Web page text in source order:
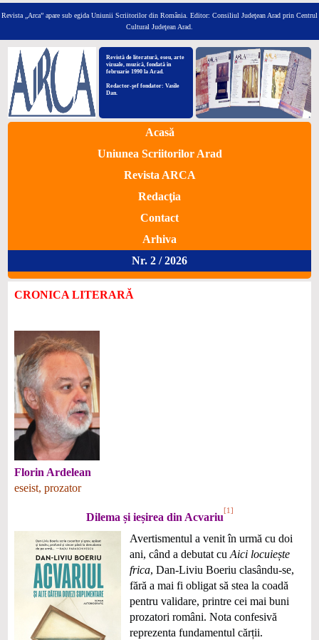
Revista „Arca” apare sub egida Uniunii Scriitorilor din România. Editor: Consiliul Judeţean Arad prin Centrul
Cultural Judeţean Arad.
Revistă de literatură, eseu, arte
vizuale, muzică, fondată în
februarie 1990 la Arad.
Redactor-şef fondator: Vasile
Dan.
Acasă
Uniunea Scriitorilor Arad
Revista ARCA
Redacţia
Contact
Arhiva
Nr. 2 / 2026
CRONICA LITERARĂ
Florin Ardelean
eseist, prozator
Dilema și ieșirea din Acvariu
[1]
Avertismentul a venit în urmă cu doi
ani, când a debutat cuAici locuiește
frica, Dan-Liviu Boeriu clasându-se,
fără a mai fi obligat să stea la coadă
pentru validare, printre cei mai buni
prozatori români. Nota confesivă
reprezenta fundamentul cărții.